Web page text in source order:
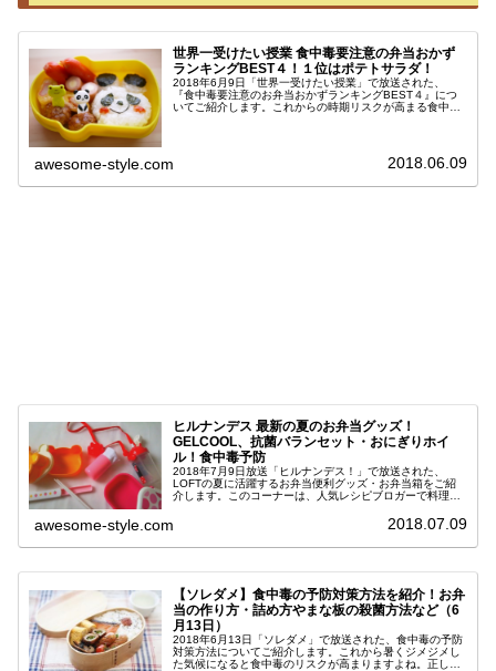
世界一受けたい授業 食中毒要注意の弁当おかず
ランキングBEST４！１位はポテトサラダ！
2018年6月9日「世界一受けたい授業」で放送された、
『食中毒要注意のお弁当おかずランキングBEST４』につ
いてご紹介します。これからの時期リスクが高まる食中
awesome-style.com 2018.06.09
ヒルナンデス 最新の夏のお弁当グッズ！
GELCOOL、抗菌バランセット・おにぎりホイ
ル！食中毒予防
2018年7月9日放送「ヒルナンデス！」で放送された、
LOFTの夏に活躍するお弁当便利グッズ・お弁当箱をご紹
介します。このコーナーは、人気レシピブロガーで料理研
awesome-style.com 2018.07.09
【ソレダメ】食中毒の予防対策方法を紹介！お弁
当の作り方・詰め方やまな板の殺菌方法など（6
月13日）
2018年6月13日「ソレダメ」で放送された、食中毒の予防
対策方法についてご紹介します。これから暑くジメジメし
た気候になると食中毒のリスクが高まりますよね。正しい